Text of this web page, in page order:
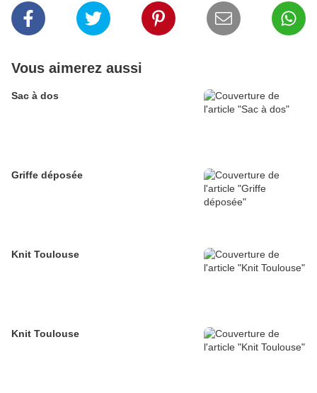
Vous aimerez aussi
Sac à dos
Griffe déposée
Knit Toulouse
Knit Toulouse